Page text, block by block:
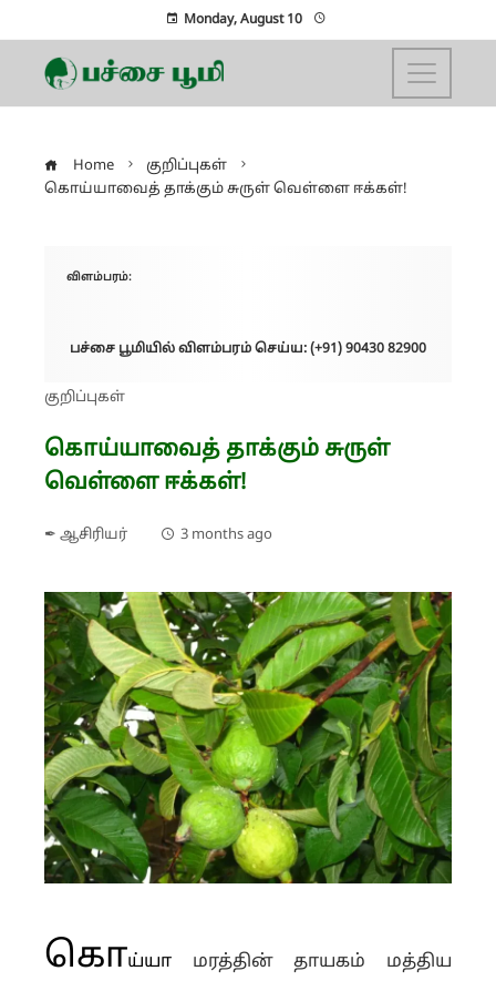
Monday, August 10
Home
குறிப்புகள்
கொய்யாவைத் தாக்கும் சுருள் வெள்ளை ஈக்கள்!
விளம்பரம்:
பச்சை பூமியில் விளம்பரம் செய்ய: (+91) 90430 82900
குறிப்புகள்
கொய்யாவைத் தாக்கும் சுருள்
வெள்ளை ஈக்கள்!
✒ ஆசிரியர் 3 months ago
கொய்யா மரத்தின் தாயகம் மத்திய